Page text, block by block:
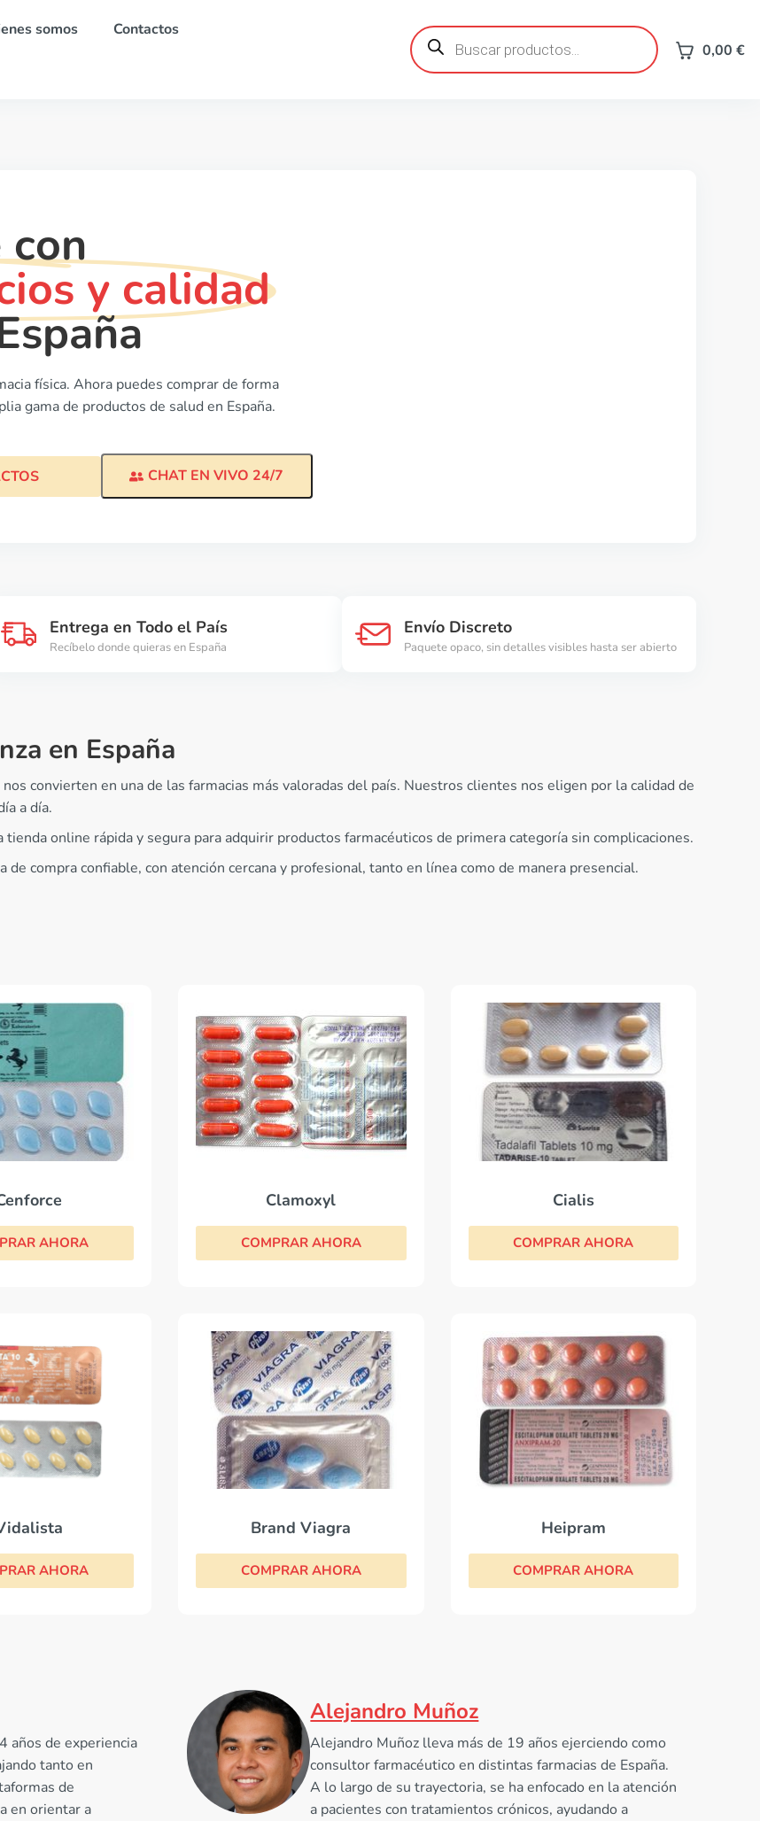
somos Contactos Búsqueda
de
productos 0,00 €
con
y calidad
física. Ahora puedes comprar de forma
gama de productos de salud en España.
CHAT EN VIVO 24/7
Entrega en Todo el País
Recíbelo donde quieras en España
Envío Discreto
Paquete opaco, sin detalles visibles hasta ser abierto
en España
convierten en una de las farmacias más valoradas del país. Nuestros clientes nos eligen por la calidad de
a día.
online rápida y segura para adquirir productos farmacéuticos de primera categoría sin complicaciones.
compra confiable, con atención cercana y profesional, tanto en línea como de manera presencial.
AHORA
Clamoxyl
COMPRAR AHORA
Cialis
COMPRAR AHORA
AHORA
Brand Viagra
COMPRAR AHORA
Heipram
COMPRAR AHORA
años de experiencia
tanto en
de
en orientar a
Alejandro Muñoz
Alejandro Muñoz lleva más de 19 años ejerciendo como
consultor farmacéutico en distintas farmacias de España.
A lo largo de su trayectoria, se ha enfocado en la atención
a pacientes con tratamientos crónicos, ayudando a